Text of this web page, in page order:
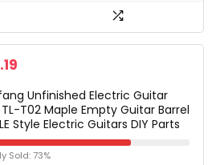
Unfinished Electric Guitar
T02 Maple Empty Guitar Barrel
Style Electric Guitars DIY Parts
Sold: 73%